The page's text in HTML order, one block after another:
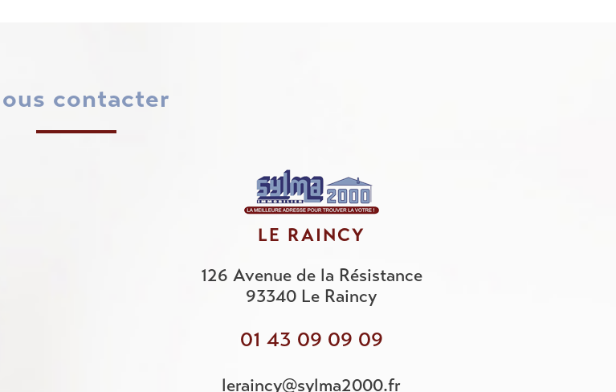
nous contacter
LE RAINCY
126 Avenue de la Résistance
93340 Le Raincy
01 43 09 09 09
leraincy@sylma2000.fr